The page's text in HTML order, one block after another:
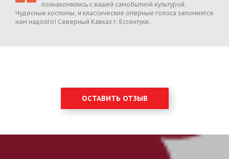
познакомились с вашей самобытной культурой.
Чудесные костюмы, и классические оперные голоса запомнятся
нам надолго! Северный Кавказ г. Ессентуки.
ОСТАВИТЬ ОТЗЫВ